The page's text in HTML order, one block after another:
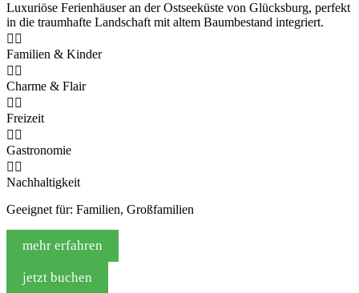
Luxuriöse Ferienhäuser an der Ostseeküste von Glücksburg, perfekt
in die traumhafte Landschaft mit altem Baumbestand integriert.
 
Familien & Kinder
 
Charme & Flair
 
Freizeit
 
Gastronomie
 
Nachhaltigkeit
Geeignet für: Familien, Großfamilien
mehr erfahren
jetzt buchen